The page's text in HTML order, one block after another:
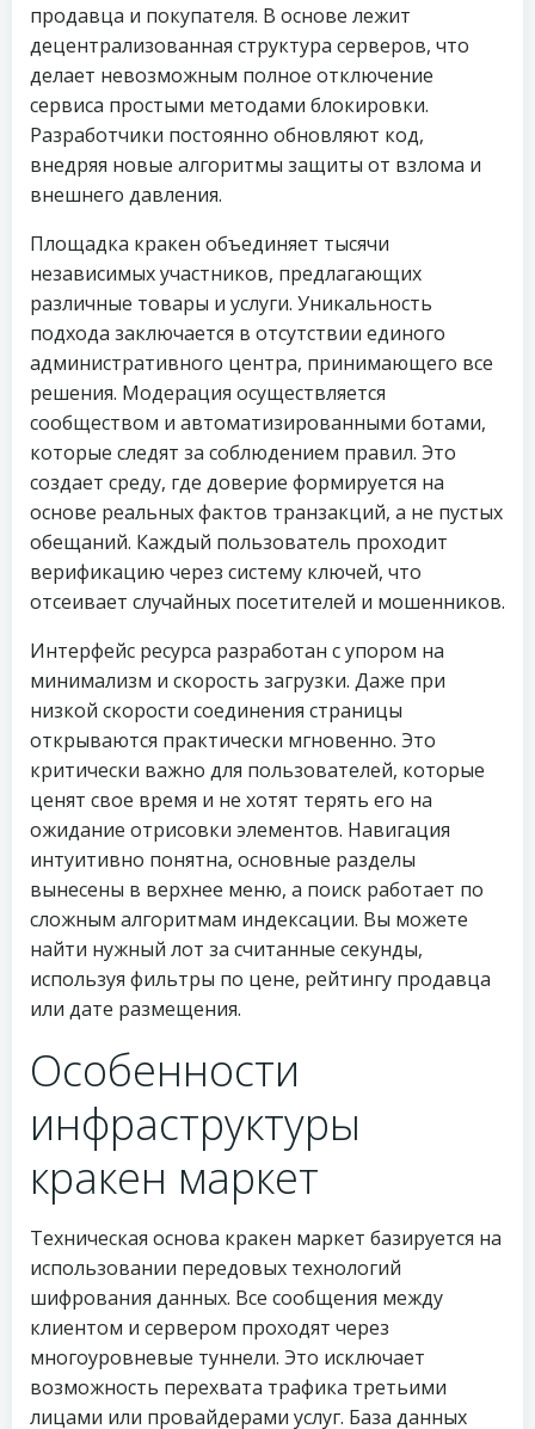
продавца и покупателя. В основе лежит
децентрализованная структура серверов, что
делает невозможным полное отключение
сервиса простыми методами блокировки.
Разработчики постоянно обновляют код,
внедряя новые алгоритмы защиты от взлома и
внешнего давления.
Площадка кракен объединяет тысячи
независимых участников, предлагающих
различные товары и услуги. Уникальность
подхода заключается в отсутствии единого
административного центра, принимающего все
решения. Модерация осуществляется
сообществом и автоматизированными ботами,
которые следят за соблюдением правил. Это
создает среду, где доверие формируется на
основе реальных фактов транзакций, а не пустых
обещаний. Каждый пользователь проходит
верификацию через систему ключей, что
отсеивает случайных посетителей и мошенников.
Интерфейс ресурса разработан с упором на
минимализм и скорость загрузки. Даже при
низкой скорости соединения страницы
открываются практически мгновенно. Это
критически важно для пользователей, которые
ценят свое время и не хотят терять его на
ожидание отрисовки элементов. Навигация
интуитивно понятна, основные разделы
вынесены в верхнее меню, а поиск работает по
сложным алгоритмам индексации. Вы можете
найти нужный лот за считанные секунды,
используя фильтры по цене, рейтингу продавца
или дате размещения.
Особенности
инфраструктуры
кракен маркет
Техническая основа кракен маркет базируется на
использовании передовых технологий
шифрования данных. Все сообщения между
клиентом и сервером проходят через
многоуровневые туннели. Это исключает
возможность перехвата трафика третьими
лицами или провайдерами услуг. База данных